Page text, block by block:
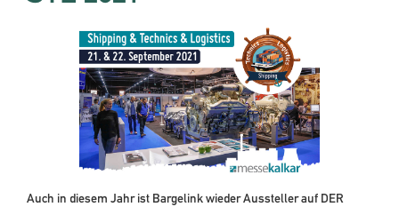
Auch in diesem Jahr ist Bargelink wieder Aussteller auf DER